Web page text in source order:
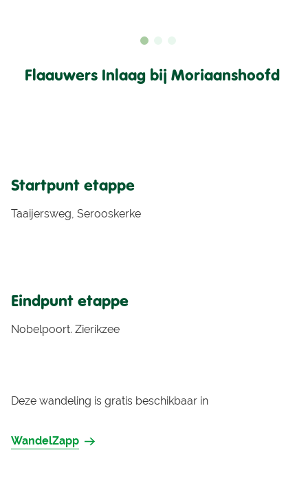
Flaauwers Inlaag bij Moriaanshoofd
Klik hier voor meer informatie op de site van de
Startpunt etappe
Taaijersweg, Serooskerke
Eindpunt etappe
Nobelpoort. Zierikzee
Deze wandeling is gratis beschikbaar in
WandelZapp